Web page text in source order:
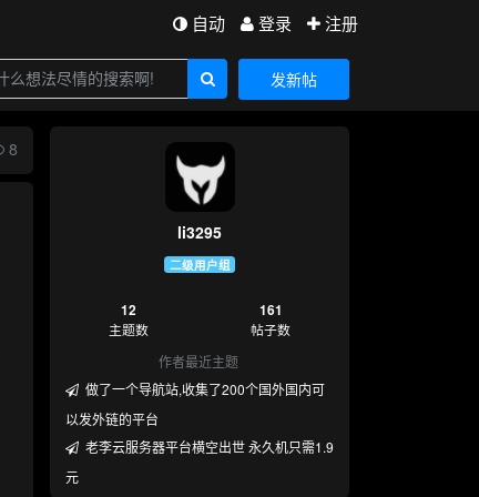
自动 登录 注册
发新帖
8
li3295
二级用户组
12
主题数
161
帖子数
作者最近主题
做了一个导航站,收集了200个国外国内可
以发外链的平台
老李云服务器平台横空出世 永久机只需1.9
元